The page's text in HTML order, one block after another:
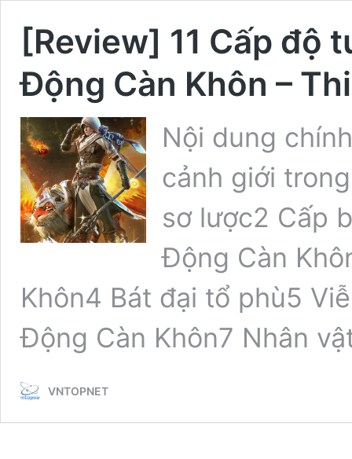
[Review] 11 Cấp độ
Động Càn Khôn –
Nội dung
cảnh giới
sơ lược2 Cấp
Động Càn
Khôn4 Bát đại tổ phù5
Động Càn Khôn7 Nhân
VNTOPNET